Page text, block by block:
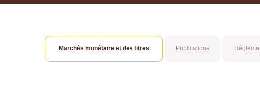
Marchés monétaire et des titres Publications